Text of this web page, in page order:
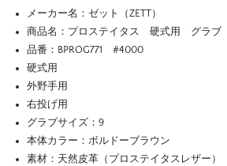
メーカー名：ゼット（ZETT）
商品名：プロステイタス 硬式用 グラブ
品番：BPROG771 #4000
硬式用
外野手用
右投げ用
グラブサイズ：9
本体カラー：ボルドーブラウン
素材：天然皮革（プロステイタスレザー）